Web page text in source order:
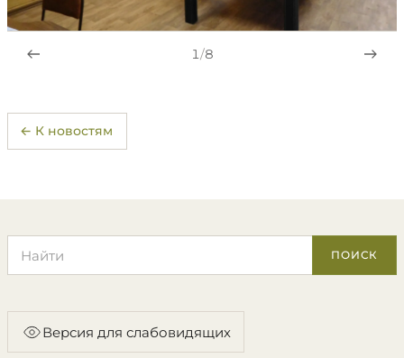
1/8
← К новостям
ПОИСК
Версия для слабовидящих